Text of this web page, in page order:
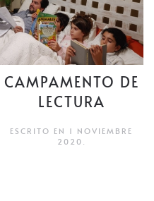
CAMPAMENTO DE
LECTURA
ESCRITO EN 1 NOVIEMBRE
2020 .